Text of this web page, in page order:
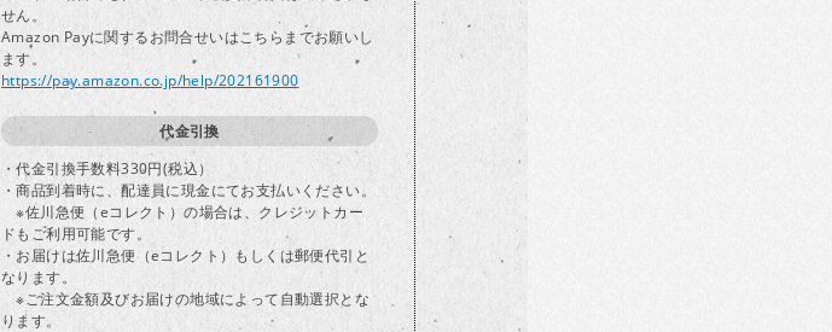
せん。
Amazon Payに関するお問合せいはこちらまでお願いし
ます。
https://pay.amazon.co.jp/help/202161900
代金引換
・代金引換手数料330円(税込）
・商品到着時に、配達員に現金にてお支払いください。
※佐川急便（eコレクト）の場合は、クレジットカー
ドもご利用可能です。
・お届けは佐川急便（eコレクト）もしくは郵便代引と
なります。
※ご注文金額及びお届けの地域によって自動選択とな
ります。